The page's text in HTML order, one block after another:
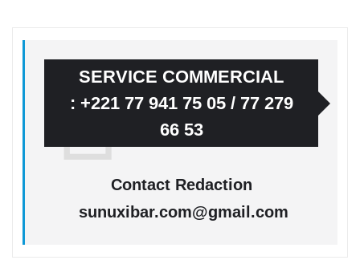
SERVICE COMMERCIAL
: +221 77 941 75 05 / 77 279
66 53
Contact Redaction
sunuxibar.com@gmail.com